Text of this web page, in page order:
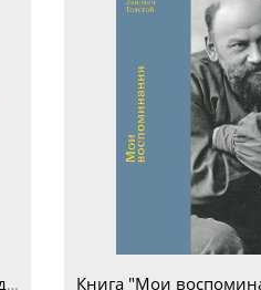
Кукла на чайник "Курочка" изд.4